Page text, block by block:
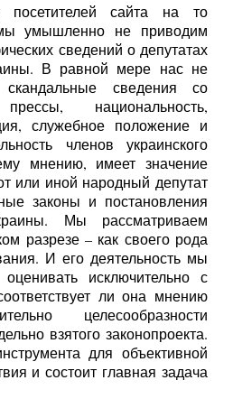
сайта на то
мы умышленно не приводим
сведений о депутатах
В равной мере нас не
скандальные сведения со
национальность,
служебное положение и
членов украинского
мнению, имеет значение
или иной народный депутат
законы и постановления
Мы рассматриваем
разрезе – как своего рода
И его деятельность мы
исключительно с
ли она мнению
целесообразности
взятого законопроекта.
для объективной
и состоит главная задача